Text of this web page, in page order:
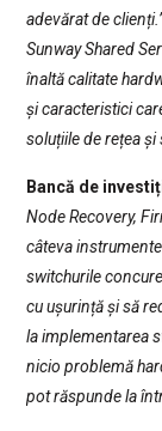
adevărat de
Sunway Shared
înaltă calitate
și caracteristici
soluțiile de rețea și
Bancă de
Node Recovery,
câteva
switchurile
cu ușurință și să
la implementarea
nicio problemă
pot răspunde la